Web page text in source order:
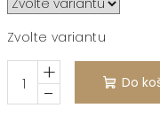
Zvolte variantu
+
− Do